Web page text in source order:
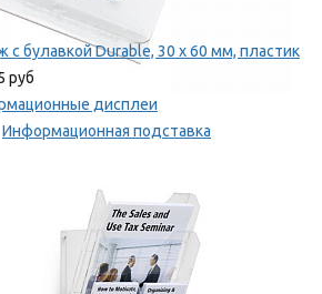
с булавкой Durable, 30 х 60 мм, пластик
руб
дисплеи
Информационная подставка